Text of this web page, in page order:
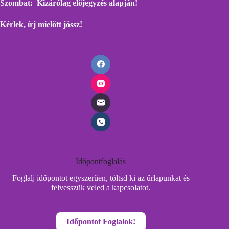
Szombat: Kizárólag előjegyzés alapján!
Kérlek, írj mielőtt jössz!
Időpontfoglalás
Foglalj időpontot egyszerűen, töltsd ki az űrlapunkat és
felvesszük veled a kapcsolatot.
Időpontot Foglalok!